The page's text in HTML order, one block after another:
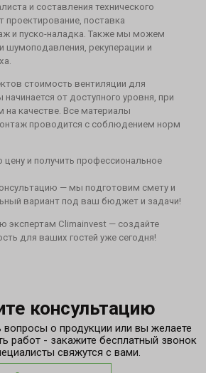
и составления технического
проектирование, поставка
и пуско-наладка. Также мы можем
шумоподавления, рекуперации и
стоимость вентиляции для
от доступного уровня, при
качестве. Все материалы
проводится с соблюдением норм
цену и получить профессиональное
— мы подготовим смету и
вариант под ваш бюджет и задачи!
экспертам Climainvest — создайте
для ваших гостей уже сегодня!
консультацию
вопросы о продукции или вы желаете
работ - закажите бесплатный звонок
свяжутся с вами.